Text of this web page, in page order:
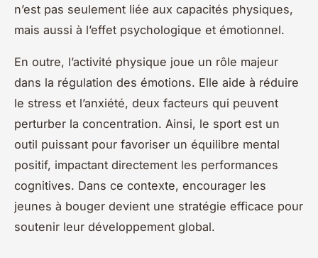
n’est pas seulement liée aux capacités physiques,
mais aussi à l’effet psychologique et émotionnel.
En outre, l’activité physique joue un rôle majeur
dans la régulation des émotions. Elle aide à réduire
le stress et l’anxiété, deux facteurs qui peuvent
perturber la concentration. Ainsi, le sport est un
outil puissant pour favoriser un équilibre mental
positif, impactant directement les performances
cognitives. Dans ce contexte, encourager les
jeunes à bouger devient une stratégie efficace pour
soutenir leur développement global.